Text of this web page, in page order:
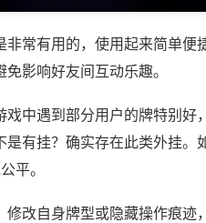
常有用的，使用起来简单便
影响好友间互动乐趣。
中遇到部分用户的牌特别好
有挂？确实存在此类外挂。
平。
改自身牌型或隐藏操作痕迹